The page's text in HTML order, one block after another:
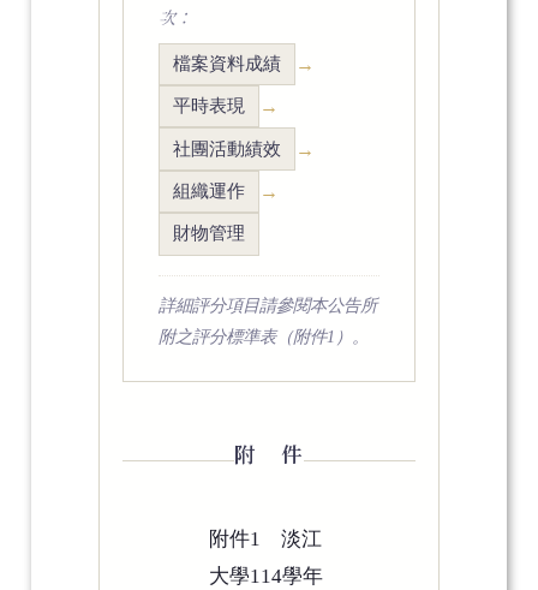
次：
檔案資料成績 →
平時表現 →
社團活動績效 →
組織運作 →
財物管理
詳細評分項目請參閱本公告所
附之評分標準表（附件1）。
附 件
附件1 淡江
大學114學年